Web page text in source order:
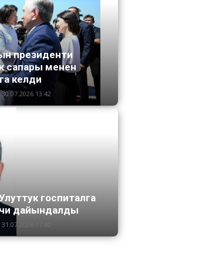
президенти
сапары менен
келди
30.07.2026 13:42
госпиталга
дайындалды
31.07.2026 17:40